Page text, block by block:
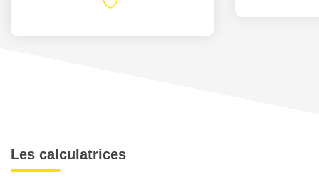
Les calculatrices